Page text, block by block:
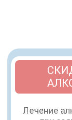
Лечение